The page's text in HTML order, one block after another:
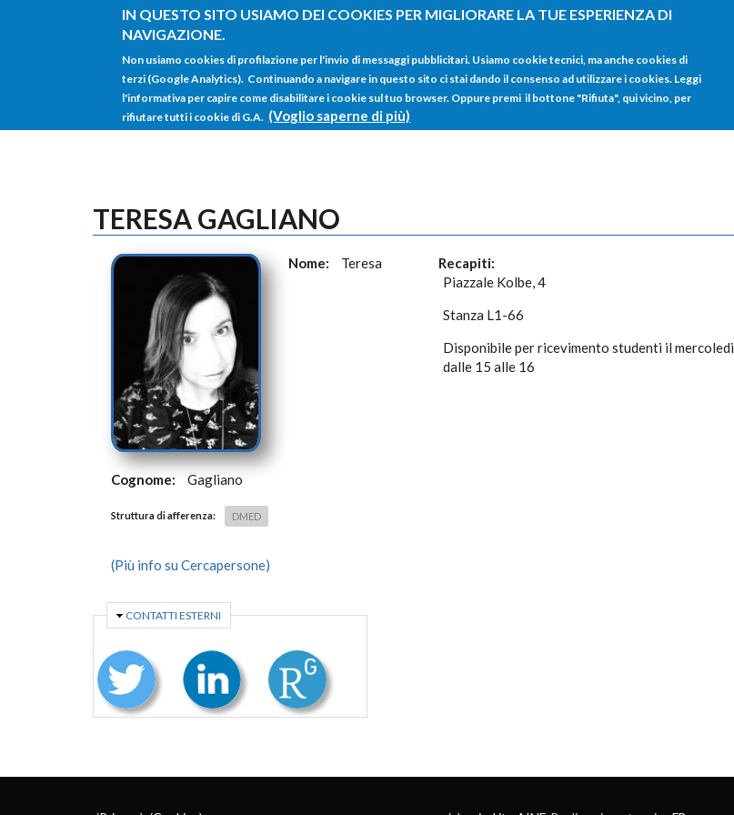
IN QUESTO SITO USIAMO DEI COOKIES PER MIGLIORARE LA TUE ESPERIENZA DI
NAVIGAZIONE.
Non usiamo cookies di profilazione per l'invio di messaggi pubblicitari. Usiamo cookie tecnici, ma anche cookies di
terzi (Google Analytics). Continuando a navigare in questo sito ci stai dando il consenso ad utilizzare i cookies. Leggi
l'informativa per capire come disabilitare i cookie sul tuo browser. Oppure premi il bottone "Rifiuta", qui vicino, per
rifiutare tutti i cookie di G.A. (Voglio saperne di più)
Salta al contenuto principale
HOME
TERESA GAGLIANO
Nome: Teresa
Cognome: Gagliano
Struttura di afferenza: DMED
(Più info su Cercapersone)
Recapiti:
Piazzale Kolbe, 4
Stanza L1-66
Disponibile per ricevimento studenti il mercoledi
dalle 15 alle 16
NASCONDI
CONTATTI ESTERNI